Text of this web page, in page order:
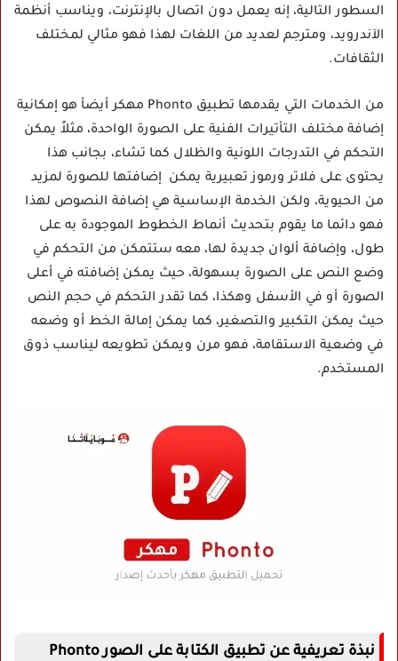
السطور التالية، إنه يعمل دون اتصال بالإنترنت، ويناسب أنظمة
الآندرويد، ومترجم لعديد من اللغات لهذا فهو مثالي لمختلف
الثقافات.
من الخدمات التي يقدمها تطبيق Phonto مهكر أيضأ هو إمكانية
إضافة مختلف التأتيرات الفنية على الصورة الواحدة، مثلاً يمكن
التحكم في التدرجات اللونية والظلال كما تشاء، بجانب هذا
يحتوى على فلاتر ورموز تعبيرية يمكن إضافتها للصورة لمزيد
من الحيوية، ولكن الخدمة الإساسية هي إضافة النصوص لهذا
فهو دائما ما يقوم بتحديث أنماط الخطوط الموجودة به على
طول، وإضافة ألوان جديدة لها، معه ستتمكن من التحكم في
وضع النص على الصورة بسهولة، حيث يمكن إضافته في أعلى
الصورة أو في الأسفل وهكذا، كما تقدر التحكم في حجم النص
حيث يمكن التكبير والتصغير، كما يمكن إمالة الخط أو وضعه
في وضعية الاستقامة، فهو مرن ويمكن تطويعه ليناسب ذوق
المستخدم.
نبذة تعريفية عن تطبيق الكتابة على الصور Phonto